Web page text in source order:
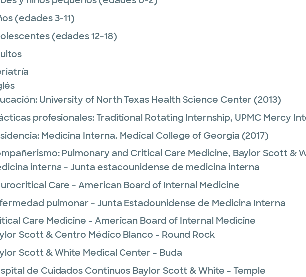
(edades 3-11)
(edades 12-18)
University of North Texas Health Science Center (2013)
profesionales:Traditional Rotating Internship, UPMC Mercy
Medicina Interna, Medical College of Georgia (2017)
Pulmonary and Critical Care Medicine, Baylor Scott &
interna - Junta estadounidense de medicina interna
Care - American Board of Internal Medicine
pulmonar - Junta Estadounidense de Medicina Interna
Care Medicine - American Board of Internal Medicine
Scott & Centro Médico Blanco - Round Rock
Scott & White Medical Center - Buda
de Cuidados Continuos Baylor Scott & White - Temple